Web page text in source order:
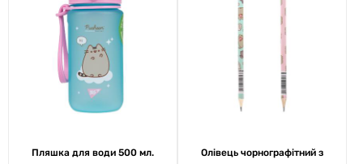
Пляшка для води 500 мл.
Олівець чорнографітний з